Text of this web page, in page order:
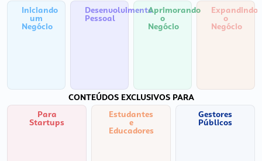
Iniciando
um
Negócio
Desenvolvimento
Pessoal
Aprimorando
o
Negócio
Expandindo
o
Negócio
CONTEÚDOS EXCLUSIVOS PARA
Para
Startups
Estudantes
e
Educadores
Gestores
Públicos